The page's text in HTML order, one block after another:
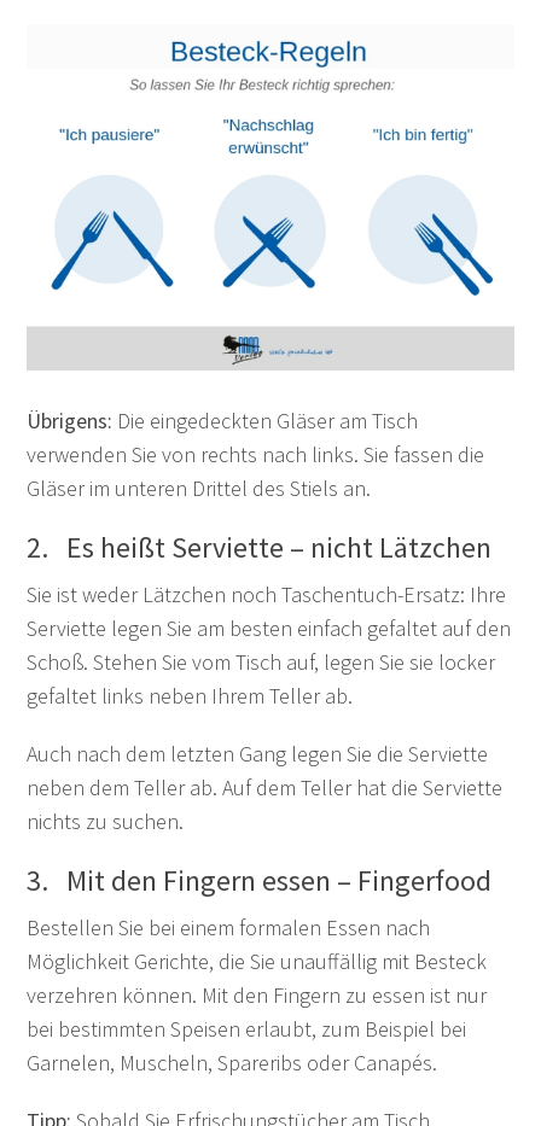
Übrigens: Die eingedeckten Gläser am Tisch
verwenden Sie von rechts nach links. Sie fassen die
Gläser im unteren Drittel des Stiels an.
2. Es heißt Serviette – nicht Lätzchen
Sie ist weder Lätzchen noch Taschentuch-Ersatz: Ihre
Serviette legen Sie am besten einfach gefaltet auf den
Schoß. Stehen Sie vom Tisch auf, legen Sie sie locker
gefaltet links neben Ihrem Teller ab.
Auch nach dem letzten Gang legen Sie die Serviette
neben dem Teller ab. Auf dem Teller hat die Serviette
nichts zu suchen.
3. Mit den Fingern essen – Fingerfood
Bestellen Sie bei einem formalen Essen nach
Möglichkeit Gerichte, die Sie unauffällig mit Besteck
verzehren können. Mit den Fingern zu essen ist nur
bei bestimmten Speisen erlaubt, zum Beispiel bei
Garnelen, Muscheln, Spareribs oder Canapés.
Tipp: Sobald Sie Erfrischungstücher am Tisch